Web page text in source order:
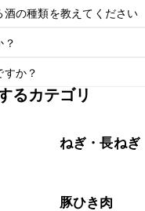
酒の種類を教えてください
？
すか？
中が目安です。なるべくお
るカテゴリ
ねぎ・長ねぎ
豚ひき肉